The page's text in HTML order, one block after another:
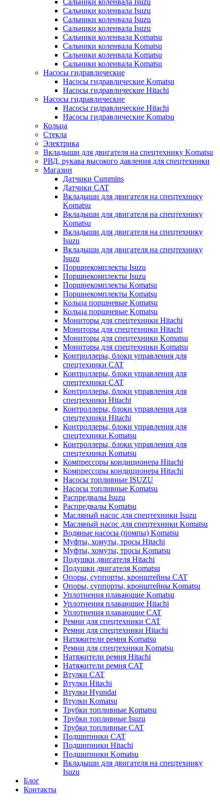
Сальники коленвала Isuzu
Сальники коленвала Isuzu
Сальники коленвала Isuzu
Сальники коленвала Isuzu
Сальники коленвала Komatsu
Сальники коленвала Komatsu
Сальники коленвала Komatsu
Сальники коленвала Komatsu
Насосы гидравлические
Насосы гидравлические Komatsu
Насосы гидравлические Hitachi
Насосы гидравлические
Насосы гидравлические Hitachi
Насосы гидравлические Komatsu
Кольца
Стекла
Электрика
Вкладыши для двигателя на спецтехнику Komatsu
РВД, рукава высокого давления для спецтехники
Магазин
Датчики Cummins
Датчики CAT
Вкладыши для двигателя на спецтехнику
Komatsu
Вкладыши для двигателя на спецтехнику
Komatsu
Вкладыши для двигателя на спецтехнику
Isuzu
Вкладыши для двигателя на спецтехнику
Isuzu
Поршнекомплекты Isuzu
Поршнекомплекты Isuzu
Поршнекомплекты Komatsu
Поршнекомплекты Komatsu
Кольца поршневые Komatsu
Кольца поршневые Komatsu
Мониторы для спецтехники Hitachi
Мониторы для спецтехники Hitachi
Мониторы для спецтехники Komatsu
Мониторы для спецтехники Komatsu
Контроллеры, блоки управления для
спецтехники CAT
Контроллеры, блоки управления для
спецтехники CAT
Контроллеры, блоки управления для
спецтехники Hitachi
Контроллеры, блоки управления для
спецтехники Hitachi
Контроллеры, блоки управления для
спецтехники Komatsu
Контроллеры, блоки управления для
спецтехники Komatsu
Компрессоры кондиционера Hitachi
Компрессоры кондиционера Hitachi
Насосы топливные ISUZU
Насосы топливные Komatsu
Распредвалы Isuzu
Распредвалы Komatsu
Масляный насос для спецтехники Isuzu
Масляный насос для спецтехники Komatsu
Водяные насосы (помпы) Komatsu
Муфты, хомуты, тросы Hitachi
Муфты, хомуты, тросы Komatsu
Подушки двигателя Hitachi
Подушки двигателя Komatsu
Опоры, суппорты, кронштейны CAT
Опоры, суппорты, кронштейны Komatsu
Уплотнения плавающие Komatsu
Уплотнения плавающие Hitachi
Уплотнения плавающие CAT
Ремни для спецтехники CAT
Ремни для спецтехники Hitachi
Натяжители ремня Komatsu
Ремни для спецтехники Komatsu
Натяжители ремня Hitachi
Натяжители ремня CAT
Втулки CAT
Втулки Hitachi
Втулки Hyundai
Втулки Komatsu
Трубки топливные Komatsu
Трубки топливные Isuzu
Трубки топливные CAT
Подшипники CAT
Подшипники Hitachi
Подшипники Komatsu
Вкладыши для двигателя на спецтехнику
Isuzu
Блог
Контакты